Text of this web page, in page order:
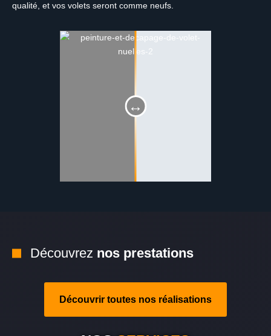
qualité, et vos volets seront comme neufs.
Découvrez nos prestations
Découvrir toutes nos réalisations